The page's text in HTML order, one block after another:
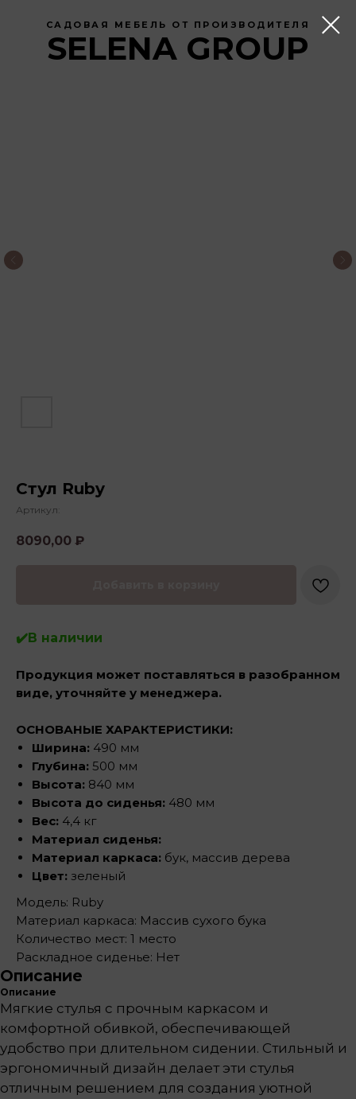
САДОВАЯ МЕБЕЛЬ ОТ ПРОИЗВОДИТЕЛЯ
SELENA GROUP
Стул Ruby
Артикул:
8090,00 ₽
✔️В наличии
Продукция может поставляться в разобранном
виде, уточняйте у менеджера.
ОСНОВАНЫЕ ХАРАКТЕРИСТИКИ:
Ширина: 490 мм
Глубина: 500 мм
Высота: 840 мм
Высота до сиденья: 480 мм
Вес: 4,4 кг
Материал сиденья:
Материал каркаса: бук, массив дерева
Цвет: зеленый
Модель: Ruby
Материал каркаса: Массив сухого бука
Количество мест: 1 место
Раскладное сиденье: Нет
Описание
Описание
Мягкие стулья с прочным каркасом и
комфортной обивкой, обеспечивающей
удобство при длительном сидении. Стильный и
эргономичный дизайн делает эти стулья
отличным решением для создания уютной